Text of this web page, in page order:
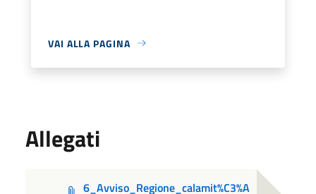
VAI ALLA PAGINA
Allegati
6_Avviso_Regione_calamit%C3%A